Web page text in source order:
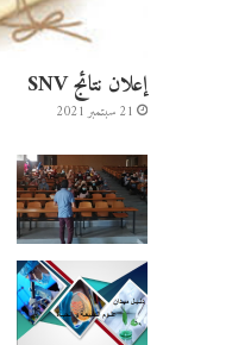
إعلان نتائج SNV
21 سبتمبر 2021